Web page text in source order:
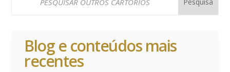
Blog e conteúdos mais
recentes